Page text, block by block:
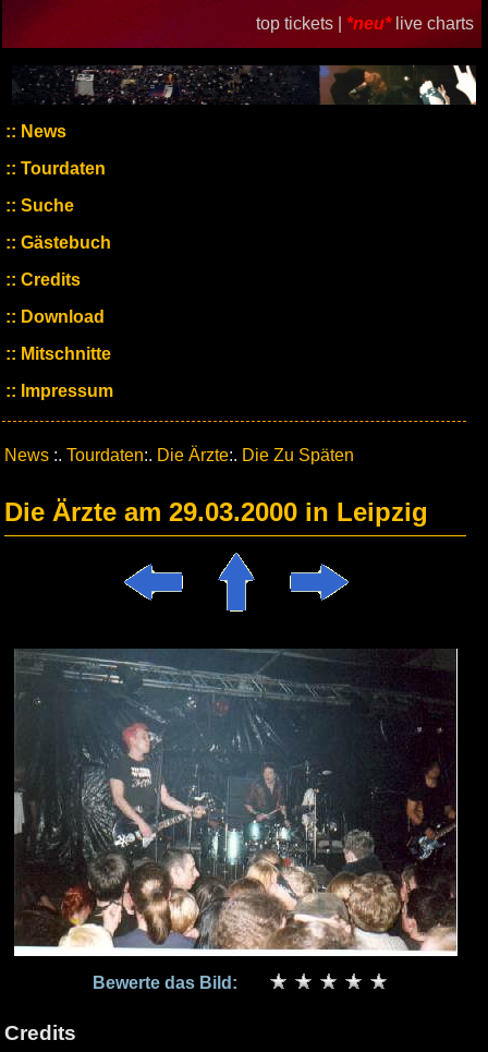
top tickets | *neu* live charts
News
Tourdaten
Suche
Gästebuch
Credits
Download
Mitschnitte
Impressum
News :. Tourdaten:. Die Ärzte:. Die Zu Späten
Die Ärzte am 29.03.2000 in Leipzig
Bewerte das Bild:
Credits